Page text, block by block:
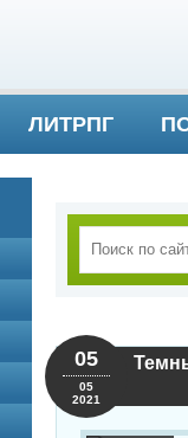
ЛИТРПГ
05
05
2021